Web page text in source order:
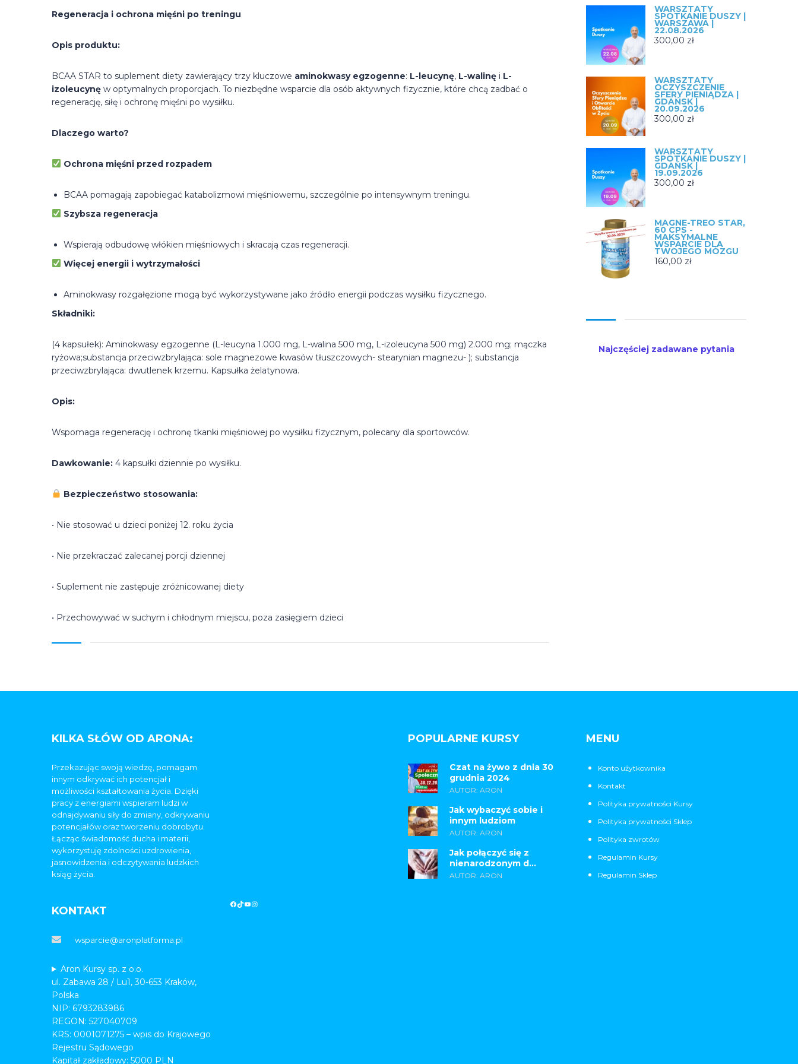
Regeneracja i ochrona mięśni po treningu
Opis produktu:
BCAA STAR to suplement diety zawierający trzy kluczowe aminokwasy egzogenne: L-leucynę, L-walinę i L-
izoleucynę w optymalnych proporcjach. To niezbędne wsparcie dla osób aktywnych fizycznie, które chcą zadbać o
regenerację, siłę i ochronę mięśni po wysiłku.
Dlaczego warto?
Ochrona mięśni przed rozpadem
BCAA pomagają zapobiegać katabolizmowi mięśniowemu, szczególnie po intensywnym treningu.
Szybsza regeneracja
Wspierają odbudowę włókien mięśniowych i skracają czas regeneracji.
Więcej energii i wytrzymałości
Aminokwasy rozgałęzione mogą być wykorzystywane jako źródło energii podczas wysiłku fizycznego.
Składniki:
(4 kapsułek): Aminokwasy egzogenne (L-leucyna 1.000 mg, L-walina 500 mg, L-izoleucyna 500 mg) 2.000 mg; mączka
ryżowa;substancja przeciwzbrylająca: sole magnezowe kwasów tłuszczowych- stearynian magnezu- ); substancja
przeciwzbrylająca: dwutlenek krzemu. Kapsułka żelatynowa.
Opis:
Wspomaga regenerację i ochronę tkanki mięśniowej po wysiłku fizycznym, polecany dla sportowców.
Dawkowanie: 4 kapsułki dziennie po wysiłku.
Bezpieczeństwo stosowania:
• Nie stosować u dzieci poniżej 12. roku życia
• Nie przekraczać zalecanej porcji dziennej
• Suplement nie zastępuje zróżnicowanej diety
• Przechowywać w suchym i chłodnym miejscu, poza zasięgiem dzieci
WARSZTATY
SPOTKANIE DUSZY |
WARSZAWA |
22.08.2026
300,00 zł
WARSZTATY
OCZYSZCZENIE
SFERY PIENIĄDZA |
GDAŃSK |
20.09.2026
300,00 zł
WARSZTATY
SPOTKANIE DUSZY |
GDAŃSK |
19.09.2026
300,00 zł
MAGNE-TREO STAR,
60 CPS -
MAKSYMALNE
WSPARCIE DLA
TWOJEGO MÓZGU
160,00 zł
Najczęściej zadawane pytania
KILKA SŁÓW OD ARONA:
Przekazując swoją wiedzę, pomagam
innym odkrywać ich potencjał i
możliwości kształtowania życia. Dzięki
pracy z energiami wspieram ludzi w
odnajdywaniu siły do zmiany, odkrywaniu
potencjałów oraz tworzeniu dobrobytu.
Łącząc świadomość ducha i materii,
wykorzystuję zdolności uzdrowienia,
jasnowidzenia i odczytywania ludzkich
ksiąg życia.
POPULARNE KURSY
Czat na żywo z dnia 30
grudnia 2024
AUTOR: ARON
Jak wybaczyć sobie i
innym ludziom
AUTOR: ARON
Jak połączyć się z
nienarodzonym d...
AUTOR: ARON
MENU
Konto użytkownika
Kontakt
Polityka prywatności Kursy
Polityka prywatności Sklep
Polityka zwrotów
Regulamin Kursy
Regulamin Sklep
KONTAKT
wsparcie@aronplatforma.pl
Aron Kursy sp. z o.o.
ul. Zabawa 28 / Lu1, 30-653 Kraków,
Polska
NIP: 6793283986
REGON: 527040709
KRS: 0001071275 – wpis do Krajowego
Rejestru Sądowego
Kapitał zakładowy: 5000 PLN